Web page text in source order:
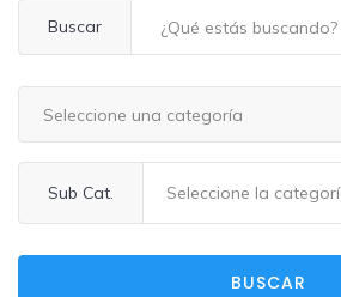
Buscar
Seleccione una categoría
Sub Cat.
BUSCAR